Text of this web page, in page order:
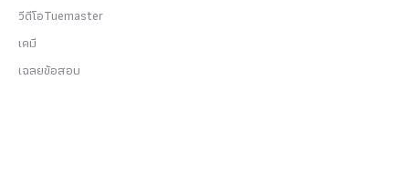
วีดีโอTuemaster
เคมี
เฉลยข้อสอบ